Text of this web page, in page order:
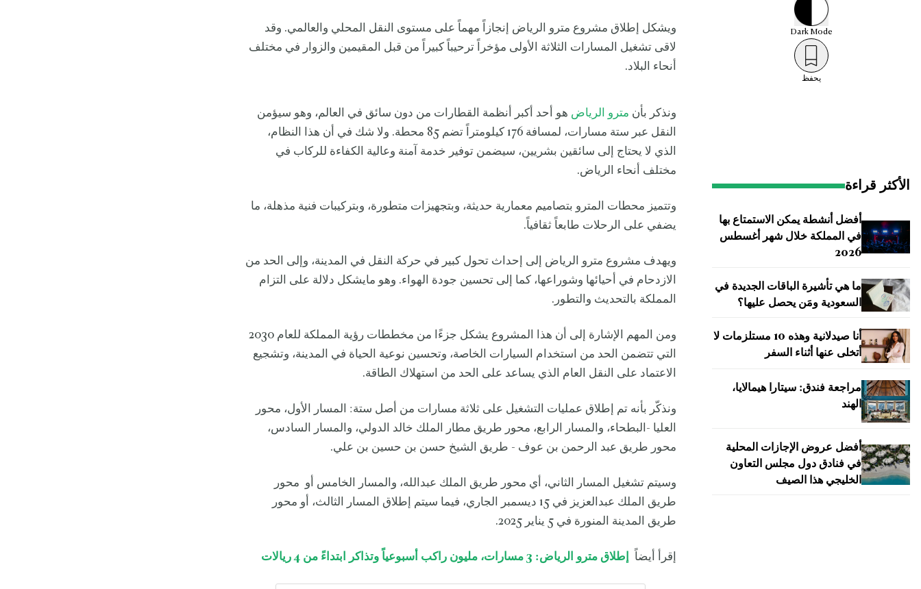
DarkMode
يحفظ
الأكثر قراءة
أفضل أنشطة يمكن الاستمتاع بها
في المملكة خلال شهر أغسطس
2026
ما هي تأشيرة الباقات الجديدة في
السعودية ومَن يحصل عليها؟
أنا صيدلانية وهذه 10 مستلزمات لا
أتخلى عنها أثناء السفر
مراجعة فندق: سيتارا هيمالايا،
الهند
أفضل عروض الإجازات المحلية
في فنادق دول مجلس التعاون
الخليجي هذا الصيف
ويشكل إطلاق مشروع مترو الرياض إنجازاً مهماً على مستوى النقل المحلي والعالمي. وقد
لاقى تشغيل المسارات الثلاثة الأولى مؤخراً ترحيباً كبيراً من قبل المقيمين والزوار في مختلف
أنحاء البلاد.
ونذكر بأن مترو الرياض هو أحد أكبر أنظمة القطارات من دون سائق في العالم، وهو سيؤمن
النقل عبر ستة مسارات، لمسافة 176 كيلومتراً تضم 85 محطة. ولا شك في أن هذا النظام،
الذي لا يحتاج إلى سائقين بشريين، سيضمن توفير خدمة آمنة وعالية الكفاءة للركاب في
مختلف أنحاء الرياض.
وتتميز محطات المترو بتصاميم معمارية حديثة، وبتجهيزات متطورة، وبتركيبات فنية مذهلة، ما
يضفي على الرحلات طابعاً ثقافياً.
ويهدف مشروع مترو الرياض إلى إحداث تحول كبير في حركة النقل في المدينة، وإلى الحد من
الازدحام في أحيائها وشوراعها، كما إلى تحسين جودة الهواء. وهو مايشكل دلالة على التزام
المملكة بالتحديث والتطور.
ومن المهم الإشارة إلى أن هذا المشروع يشكل جزءًا من مخططات رؤية المملكة للعام 2030
التي تتضمن الحد من استخدام السيارات الخاصة، وتحسين نوعية الحياة في المدينة، وتشجيع
الاعتماد على النقل العام الذي يساعد على الحد من استهلاك الطاقة.
ونذكّر بأنه تم إطلاق عمليات التشغيل على ثلاثة مسارات من أصل ستة: المسار الأول، محور
العليا -البطحاء، والمسار الرابع، محور طريق مطار الملك خالد الدولي، والمسار السادس،
محور طريق عبد الرحمن بن عوف - طريق الشيخ حسن بن حسين بن علي.
وسيتم تشغيل المسار الثاني، أي محور طريق الملك عبدالله، والمسار الخامس أو محور
طريق الملك عبدالعزيز في 15 ديسمبر الجاري، فيما سيتم إطلاق المسار الثالث، أو محور
طريق المدينة المنورة في 5 يناير 2025.
إقرأ أيضاً إطلاق مترو الرياض: 3 مسارات، مليون راكب أسبوعياً وتذاكر ابتداءً من 4 ريالات